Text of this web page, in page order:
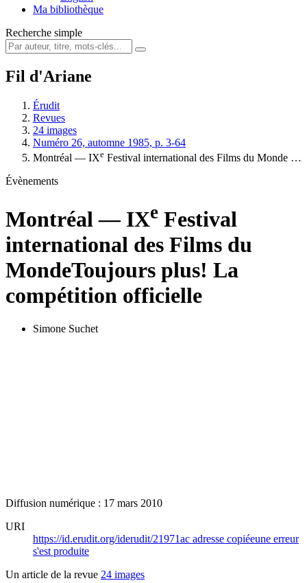
Ma bibliothèque
Recherche simple
Fil d'Ariane
Érudit
Revues
24 images
Numéro 26, automne 1985, p. 3-64
Montréal — IXe Festival international des Films du Monde …
Évènements
Montréal — IXe Festival
international des Films du
MondeToujours plus! La
compétition officielle
Simone Suchet
Diffusion numérique : 17 mars 2010
URI
https://id.erudit.org/iderudit/21971ac adresse copiéeune erreur
s'est produite
Un article de la revue 24 images